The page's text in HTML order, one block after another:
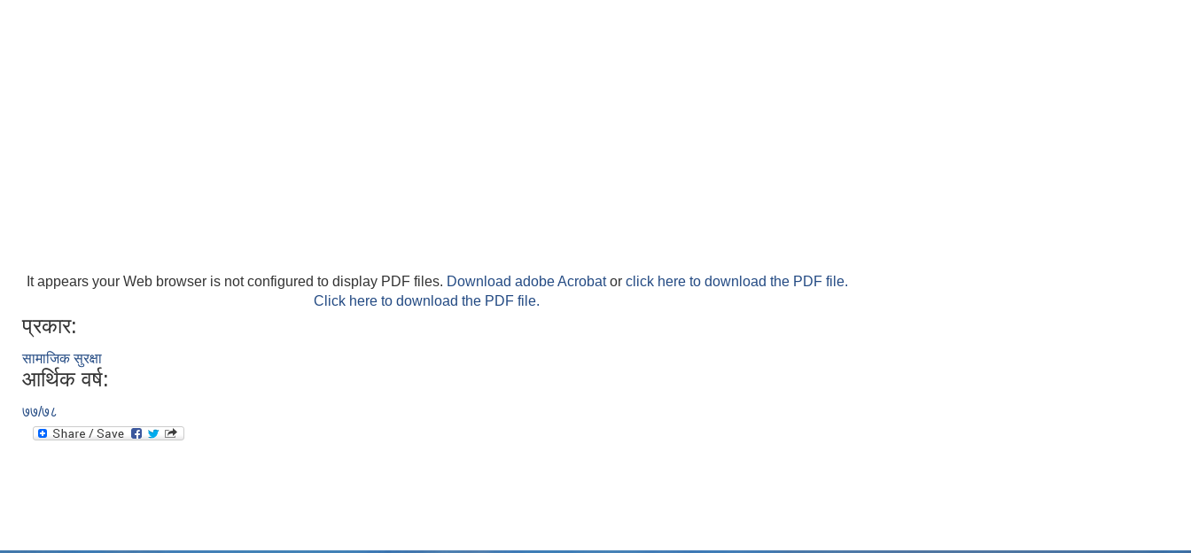
It appears your Web browser is not configured to display PDF files. Download adobe Acrobator click here to download the PDF file.
Click here to download the PDF file.
प्रकार:
सामाजिक सुरक्षा
आर्थिक वर्ष:
७७/७८